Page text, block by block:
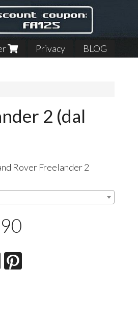
Privacy BLOG
2 (dal
Rover Freelander 2